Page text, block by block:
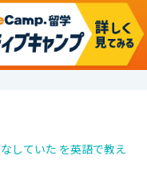
していた を英語で教え